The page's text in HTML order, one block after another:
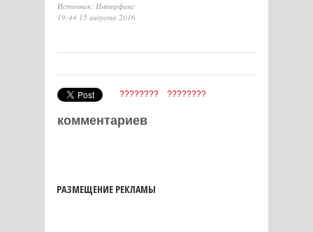
Источник: Интерфакс
19:44 15 августа 2016
???????? ????????
комментариев
РАЗМЕЩЕНИЕ РЕКЛАМЫ